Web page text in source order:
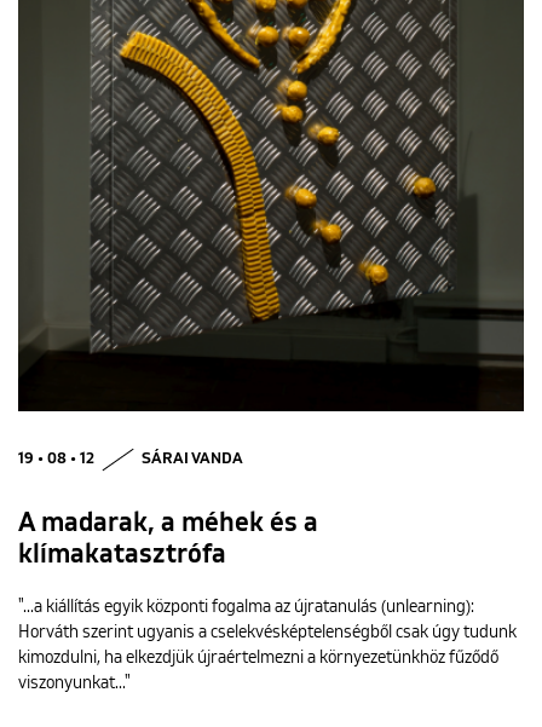
19 • 08 • 12 SÁRAI VANDA
A madarak, a méhek és a
klímakatasztrófa
"...a kiállítás egyik központi fogalma az újratanulás (unlearning):
Horváth szerint ugyanis a cselekvésképtelenségből csak úgy tudunk
kimozdulni, ha elkezdjük újraértelmezni a környezetünkhöz fűződő
viszonyunkat..."